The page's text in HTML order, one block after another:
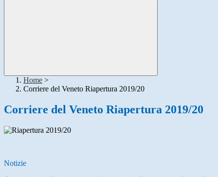
Home >
Corriere del Veneto Riapertura 2019/20
Corriere del Veneto Riapertura 2019/20
Notizie